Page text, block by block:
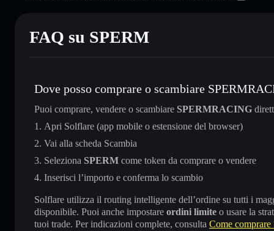
FAQ su SPERM
Dove posso comprare o scambiare
Puoi comprare, vendere o scambiare SPERMRACING
Apri Solflare (app mobile o estensione del browser)
Vai alla scheda Scambia
Seleziona SPERM come token da comprare o vendere
Inserisci l’importo e conferma lo scambio
Solflare utilizza il routing intelligente dell’ordine su tutti i
disponibile. Puoi anche impostare ordini limite o usare la
tuoi trade. Per indicazioni complete, consulta Come